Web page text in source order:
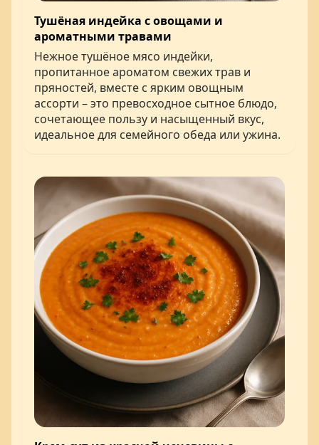
Тушёная индейка с овощами и
ароматными травами
Нежное тушёное мясо индейки,
пропитанное ароматом свежих трав и
пряностей, вместе с ярким овощным
ассорти – это превосходное сытное блюдо,
сочетающее пользу и насыщенный вкус,
идеальное для семейного обеда или ужина.